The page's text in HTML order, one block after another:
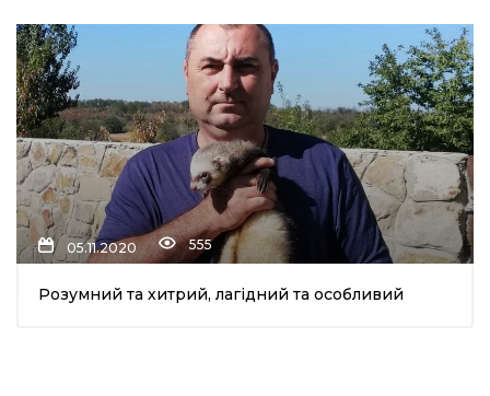
05.11.2020 555
Розумний та хитрий, лагідний та особливий